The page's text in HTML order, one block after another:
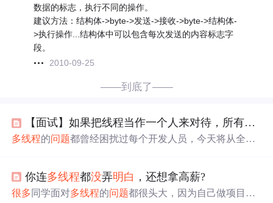
数据的标志，执行不同的操作。
建议方法：结构体->byte->发送->接收->byte->结构体-
>执行操作...结构体中可以包含每次发送的内容标志字
段。
2010-09-25
——到底了——
【面试】如果把线程当作一个人来对待，所有
问题
多线程的问题都曾经困扰过每个开发人员，今天将从全新
程执行，固然是安全的，但是有时太慢了，怎么办？老祖
宗告诉我们，“一方有难，八方支援”，那不就是多叫几个
你连多线程都没弄明白 ，还想拿高薪?
很多同学面对多线程的问题都很头大，因为自己做项目很